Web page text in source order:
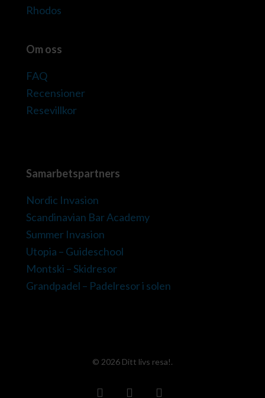
Rhodos
Om oss
FAQ
Recensioner
Resevillkor
Samarbetspartners
Nordic Invasion
Scandinavian Bar Academy
Summer Invasion
Utopia – Guideschool
Montski – Skidresor
Grandpadel – Padelresor i solen
© 2026 Ditt livs resa!.
facebookinstagramphone